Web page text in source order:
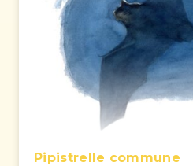
Pipistrelle commune